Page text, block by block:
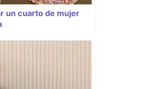
un cuarto de mujer